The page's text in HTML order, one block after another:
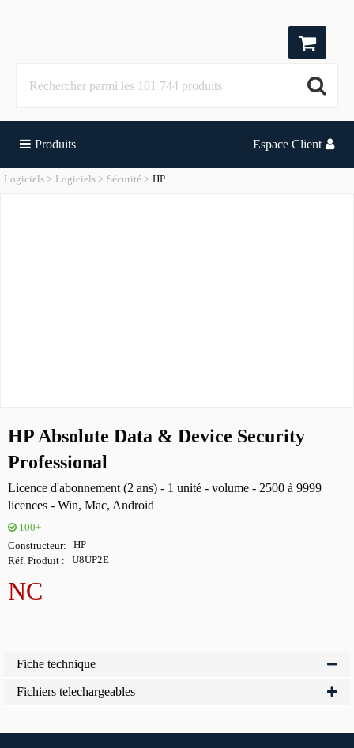
Produits Espace Client
Logiciels Logiciels Sécurité HP
HP Absolute Data & Device Security
Professional
Licence d'abonnement (2 ans) - 1 unité - volume - 2500 à 9999
licences - Win, Mac, Android
100+
Constructeur HP
Réf. Produit U8UP2E
NC
Fiche technique
Fichiers telechargeables